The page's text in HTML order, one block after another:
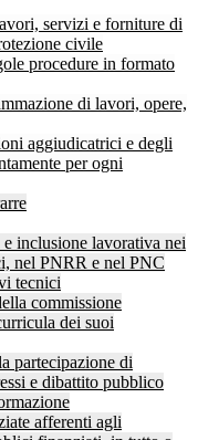
servizi e forniture di
civile
procedure in formato
di lavori, opere,
aggiudicatrici e degli
per ogni
inclusione lavorativa nei
nel PNRR e nel PNC
tecnici
commissione
dei suoi
partecipazione di
e dibattito pubblico
afferenti agli